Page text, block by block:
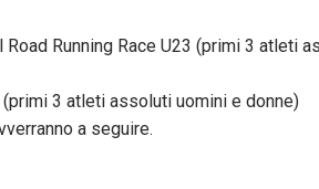
Running Race U23 (primi 3 atleti
3 atleti assoluti uomini e donne)
a seguire.